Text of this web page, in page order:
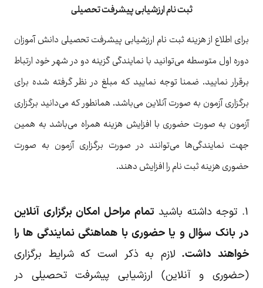
ثبت نام ارزشیابی پیشرفت تحصیلی
برای اطلاع از هزینه ثبت نام ارزشیابی پیشرفت تحصیلی دانش آموزان
دوره اول متوسطه می‌توانید با نمایندگی‌ گزینه دو در شهر خود ارتباط
برقرار نمایید. ضمنا توجه نمایید که مبلغ در نظر گرفته شده برای
برگزاری آزمون به صورت آنلاین می‌باشد. همانطور که می‌دانید برگزاری
آزمون به صورت حضوری با افزایش هزینه همراه می‌باشد به همین
جهت نمایندگی‌ها می‌توانند در صورت برگزاری آزمون به صورت
حضوری هزینه ثبت نام را افزایش دهند.
۱. توجه داشته باشید
تمام مراحل امکان برگزاری آنلاین
در بانک سؤال و یا حضوری با هماهنگی نمایندگی‏ ها را
خواهند داشت. لازم به ذکر است که شرایط برگزاری
(حضوری و آنلاین) ارزشیابی پیشرفت تحصیلی در